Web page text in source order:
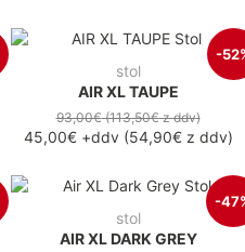
-
stol
AIR XL TAUPE
93,00€(113,50€z ddv)
45,00€+ddv(54,90€z ddv)
-
stol
AIR XL DARK GREY